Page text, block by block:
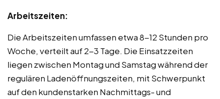
Arbeitszeiten:
Die Arbeitszeiten umfassen etwa 8-12 Stunden pro
Woche, verteilt auf 2-3 Tage. Die Einsatzzeiten
liegen zwischen Montag und Samstag während der
regulären Ladenöffnungszeiten, mit Schwerpunkt
auf den kundenstarken Nachmittags- und